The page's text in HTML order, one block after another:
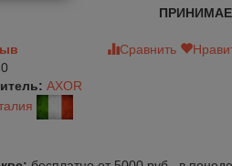
Сравнить
AXOR